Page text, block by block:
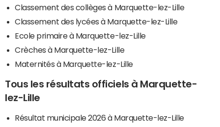
Classement des collèges à Marquette-lez-Lille
Classement des lycées à Marquette-lez-Lille
Ecole primaire à Marquette-lez-Lille
Crèches à Marquette-lez-Lille
Maternités à Marquette-lez-Lille
Tous les résultats officiels à Marquette-
lez-Lille
Résultat municipale 2026 à Marquette-lez-Lille